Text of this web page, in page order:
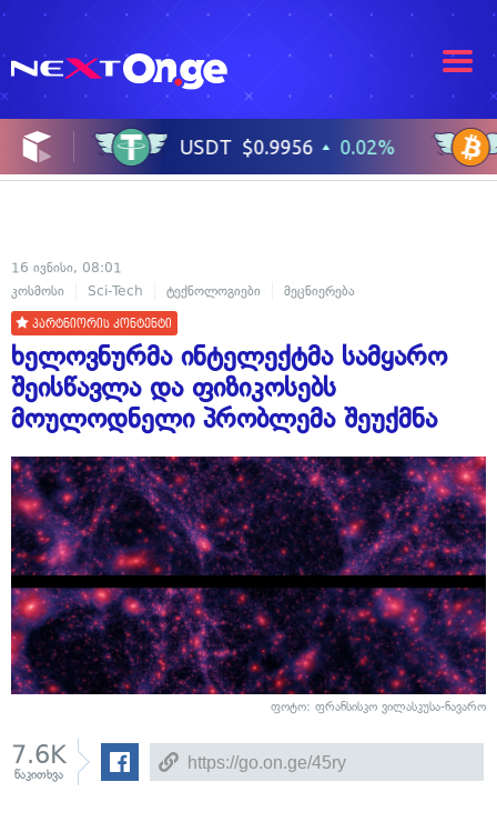
16 ივნისი, 08:01
კოსმოსი
Sci-Tech ტექნოლოგიები მეცნიერება
პარტნიორის კონტენტი
ხელოვნურმა ინტელექტმა სამყარო
შეისწავლა და ფიზიკოსებს
მოულოდნელი პრობლემა შეუქმნა
ფოტო: ფრანსისკო ვილასკუსა-ნავარო
7.6K
წაკითხვა